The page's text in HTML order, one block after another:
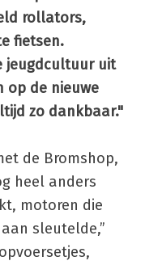
rollators,
fietsen.
jeugdcultuur uit
op de nieuwe
zo dankbaar."
de Bromshop,
heel anders
motoren die
sleutelde,”